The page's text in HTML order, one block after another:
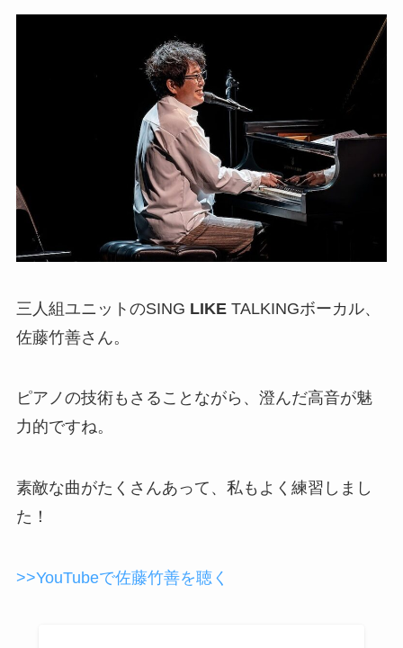
三人組ユニットのSING LIKETALKINGボーカル、
佐藤竹善さん。
ピアノの技術もさることながら、澄んだ高音が魅
力的ですね。
素敵な曲がたくさんあって、私もよく練習しまし
た！
>>YouTubeで佐藤竹善を聴く